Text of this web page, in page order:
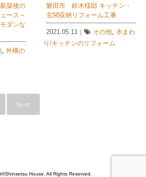
築後の
ース～
ダンな
, 外構の
磐田市 鈴木様邸 キッチン・
玄関収納リフォーム工事
2021.05.11｜ その他, 水まわ
り/キッチンのリフォーム
Next
House. All Rights Reserved.